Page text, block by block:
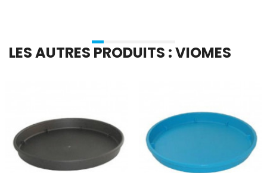
LES AUTRES PRODUITS : VIOMES